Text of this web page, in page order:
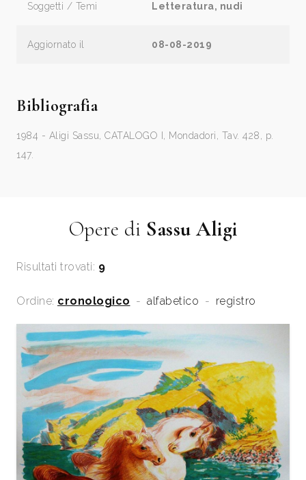
Soggetti / Temi Letteratura, nudi
Aggiornato il 08-08-2019
Bibliografia
1984 - Aligi Sassu, CATALOGO I, Mondadori, Tav. 428, p.
147.
Opere di Sassu Aligi
Risultati trovati: 9
Ordine: cronologico - alfabetico - registro